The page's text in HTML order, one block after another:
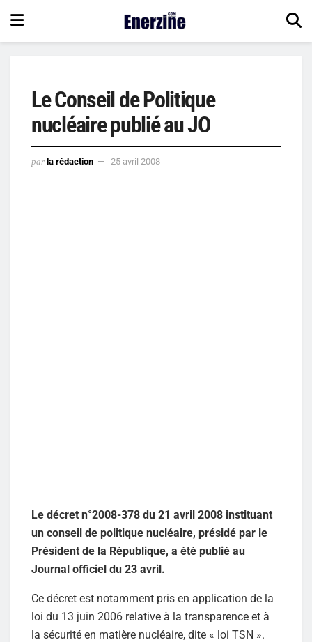
Le Conseil de Politique
nucléaire publié au JO
par la rédaction 25 avril 2008
Le décret n°2008-378 du 21 avril 2008 instituant
un conseil de politique nucléaire, présidé par le
Président de la République, a été publié au
Journal officiel du 23 avril.
Ce décret est notamment pris en application de la
loi du 13 juin 2006 relative à la transparence et à
la sécurité en matière nucléaire, dite « loi TSN ».